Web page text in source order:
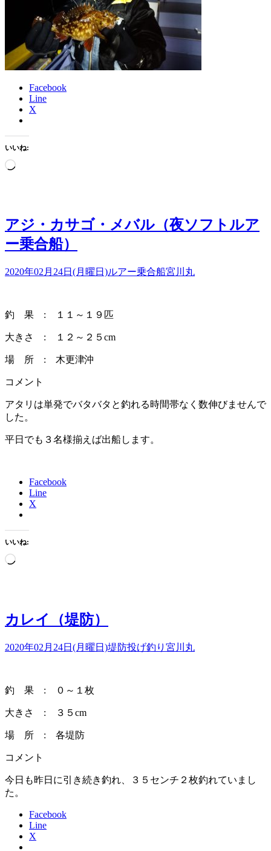
Facebook
Line
X
いいね:
読
アジ・カサゴ・メバル（夜ソフトルア
ー乗合船）
2020年02月24日(月曜日)ルアー乗合船宮川丸
釣 果 : １１～１９匹
大きさ : １２～２５cm
場 所 : 木更津沖
コメント
アタリは単発でバタバタと釣れる時間帯なく数伸びませんで
した。
平日でも３名様揃えば出船します。
Facebook
Line
X
いいね:
読
カレイ（堤防）
2020年02月24日(月曜日)堤防投げ釣り 宮川丸
釣 果 : ０～１枚
大きさ : ３５cm
場 所 : 各堤防
コメント
今日も昨日に引き続き釣れ、３５センチ２枚釣れていまし
た。
Facebook
Line
X